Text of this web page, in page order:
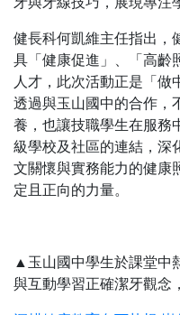
健長科何凱維主任指出，
具「健康促進」、「高齡
人才，此次活動正是「做
透過與玉山國中的合作，
養，也讓技職學生在服務
級學校及社區的連結，深
文關懷與實務能力的健康
定且正向的力量。
▲玉山國中學生於課堂中
與互動學習正確潔牙觀念